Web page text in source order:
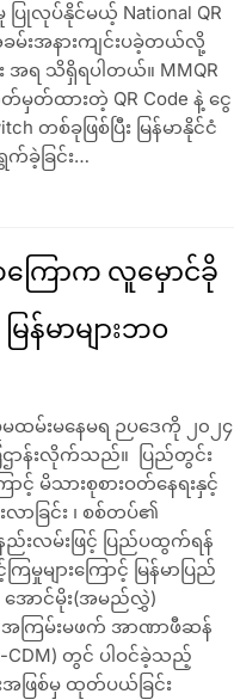
ပြုလုပ်နိုင်မယ့် National QR
ခမ်းအနားကျင်းပခဲ့တယ်လို့
း အရ သိရှိရပါတယ်။ MMQR
တ်မှတ်ထားတဲ့ QR Code နဲ့ ငွေ
တစ်ခုဖြစ်ပြီး မြန်မာနိုင်ငံ
ခဲ့ခြင်း…
ကြောက လူမှောင်ခို
ြန်မာများဘ၀
ထမ်းမနေမရ ဉပဒေကို ၂၀၂၄
ဌာန်းလိုက်သည်။ ပြည်တွင်း
ောင့် မိသားစုစားဝတ်နေရးနှင့်
ခြင်း ၊ စစ်တပ်၏
ည်းလမ်းဖြင့် ပြည်ပထွက်ရန်
မှုများကြောင့် မြန်မာပြည်
အောင်မိုး(အမည်လွှဲ)
ကြမ်းမဖက် အာဏာဖီဆန်
CDM) တွင် ပါဝင်ခဲ့သည့်
ဖြစ်မှ ထုတ်ပယ်ခြင်း